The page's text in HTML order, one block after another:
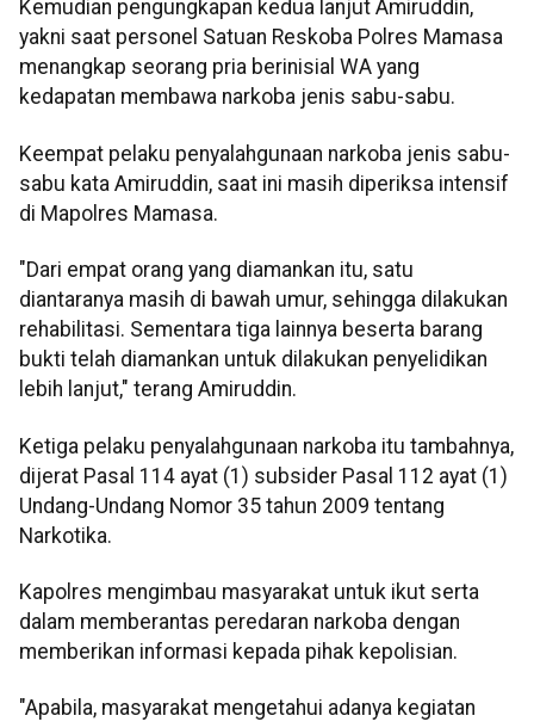
Kemudian pengungkapan kedua lanjut Amiruddin,
yakni saat personel Satuan Reskoba Polres Mamasa
menangkap seorang pria berinisial WA yang
kedapatan membawa narkoba jenis sabu-sabu.
Keempat pelaku penyalahgunaan narkoba jenis sabu-
sabu kata Amiruddin, saat ini masih diperiksa intensif
di Mapolres Mamasa.
"Dari empat orang yang diamankan itu, satu
diantaranya masih di bawah umur, sehingga dilakukan
rehabilitasi. Sementara tiga lainnya beserta barang
bukti telah diamankan untuk dilakukan penyelidikan
lebih lanjut," terang Amiruddin.
Ketiga pelaku penyalahgunaan narkoba itu tambahnya,
dijerat Pasal 114 ayat (1) subsider Pasal 112 ayat (1)
Undang-Undang Nomor 35 tahun 2009 tentang
Narkotika.
Kapolres mengimbau masyarakat untuk ikut serta
dalam memberantas peredaran narkoba dengan
memberikan informasi kepada pihak kepolisian.
"Apabila, masyarakat mengetahui adanya kegiatan